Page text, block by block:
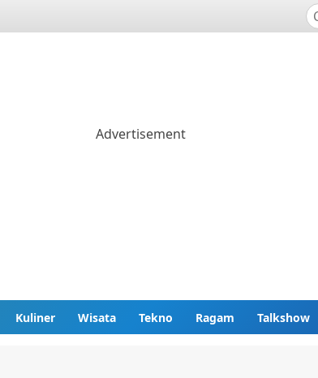
Kuliner Wisata Tekno Ragam Talkshow